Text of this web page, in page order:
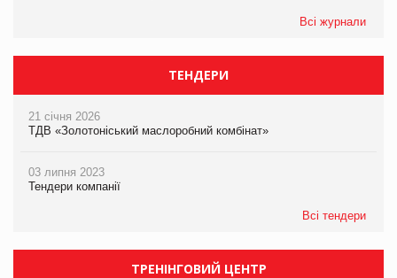
Всі журнали
ТЕНДЕРИ
21 січня 2026
ТДВ «Золотоніський маслоробний комбінат»
03 липня 2023
Тендери компанії
Всі тендери
ТРЕНІНГОВИЙ ЦЕНТР